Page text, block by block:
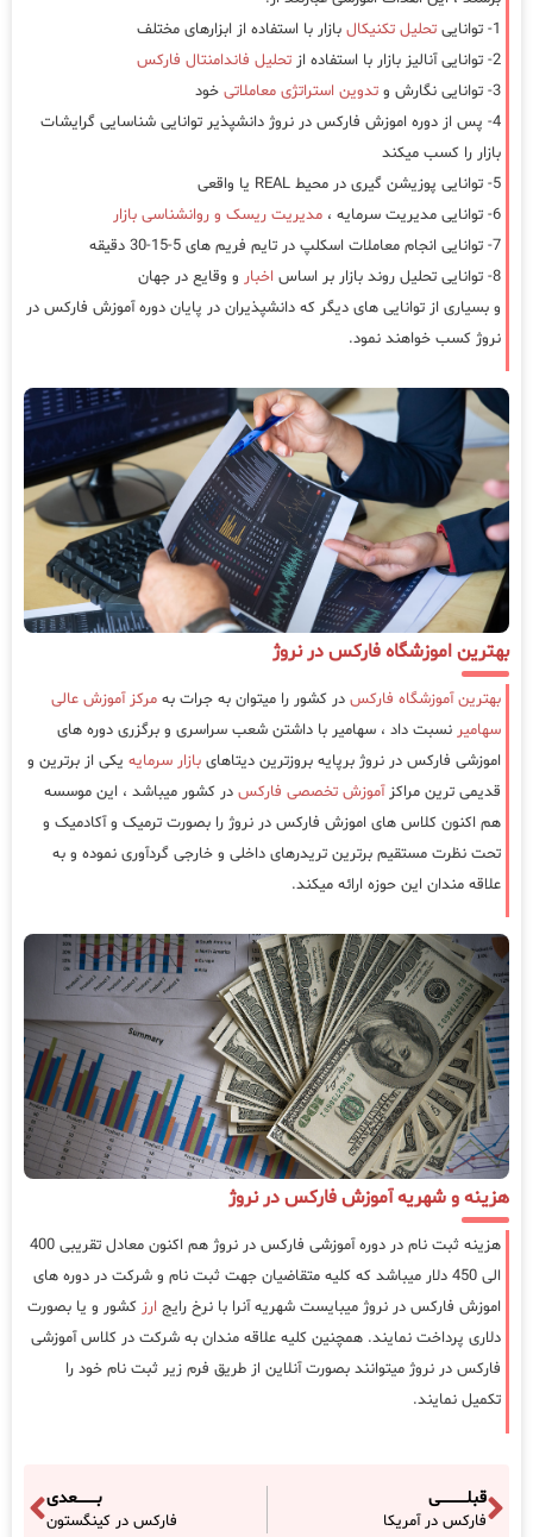
1- توانایی
تحلیل تکنیکال بازار با استفاده از ابزارهای مختلف
2- توانایی آنالیز بازار با استفاده از
تحلیل فاندامنتال فارکس
3- توانایی نگارش و
تدوین استراتژی معاملاتی خود
4- پس از دوره اموزش فارکس در نروژ دانشپذیر توانایی شناسایی گرایشات
بازار را کسب میکند
5- توانایی پوزیشن گیری در محیط REAL یا واقعی
6- توانایی مدیریت سرمایه ،
مدیریت ریسک و روانشناسی بازار
7- توانایی انجام معاملات اسکلپ در تایم فریم های 5-15-30 دقیقه
8- توانایی تحلیل روند بازار بر اساس
اخبار و وقایع در جهان
و بسیاری از توانایی های دیگر که دانشپذیران در پایان دوره آموزش فارکس در
نروژ کسب خواهند نمود.
بهترین اموزشگاه فارکس در نروژ
بهترین آموزشگاه فارکس در کشور را میتوان به جرات به مرکز آموزش عالی
سهامیر نسبت داد ، سهامیر با داشتن شعب سراسری و برگزری دوره های
اموزشی فارکس در نروژ برپایه بروزترین دیتاهای بازار سرمایه یکی از برترین و
قدیمی ترین مراکزآموزش تخصصی فارکس در کشور میباشد ، این موسسه
هم اکنون کلاس های اموزش فارکس در نروژ را بصورت ترمیک و آکادمیک و
تحت نظرت مستقیم برترین تریدرهای داخلی و خارجی گردآوری نموده و به
علاقه مندان این حوزه ارائه میکند.
هزینه و شهریه آموزش فارکس در نروژ
هزینه ثبت نام در دوره آموزشی فارکس در نروژ هم اکنون معادل تقریبی 400
الی 450 دلار میباشد که کلیه متقاضیان جهت ثبت نام و شرکت در دوره های
اموزش فارکس در نروژ میبایست شهریه آنرا با نرخ رایج ارز کشور و یا بصورت
دلاری پرداخت نمایند. همچنین کلیه علاقه مندان به شرکت در کلاس آموزشی
فارکس در نروژ میتوانند بصورت آنلاین از طریق فرم زیر ثبت نام خود را
تکمیل نمایند.
قبلـــــــــــی
فارکس در آمریکا
بــــــــعدی
فارکس در کینگستون